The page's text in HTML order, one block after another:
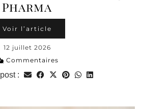
Pharma
Voir l’article
12 juillet 2026
Commentaires
: